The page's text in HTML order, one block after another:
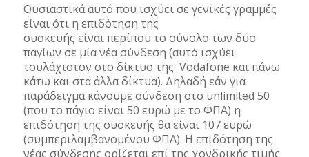
Ουσιαστικά αυτό που ισχύει σε γενικές γραμμές
είναι ότι η επιδότηση της
συσκευής είναι περίπου το σύνολο των δύο
παγίων σε μία νέα σύνδεση (αυτό ισχύει
τουλάχιστον στο δίκτυο της Vodafone και πάνω
κάτω και στα άλλα δίκτυα). Δηλαδή εάν για
παράδειγμα κάνουμε σύνδεση στο unlimited 50
(που το πάγιο είναι 50 ευρώ με το ΦΠΑ) η
επιδότηση της συσκευής θα είναι 107 ευρώ
(συμπεριλαμβανομένου ΦΠΑ). Η επιδότηση της
νέας σύνδεσης ορίζεται επί της χονδρικής τιμής